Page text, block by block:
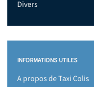
Divers
INFORMATIONS UTILES
A propos de Taxi Colis